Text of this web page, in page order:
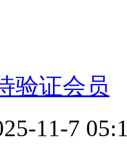
验证会员
11-7